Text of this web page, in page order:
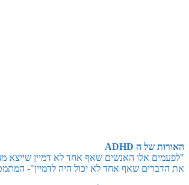
האורות של ה ADHD
"לפעמים אלו האנשים שאף אחד לא דמיין שייצא
את הדברים שאף אחד לא יכול היה לדמיין"-